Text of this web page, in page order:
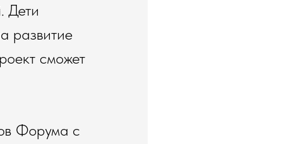
Дети
развитие
сможет
Форума с